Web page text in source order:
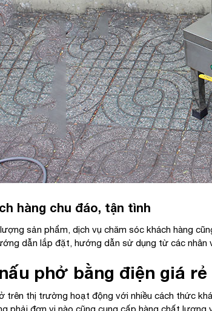
hàng chu đáo, tận tình
sản phẩm, dịch vụ chăm sóc khách hàng
dẫn lắp đặt, hướng dẫn sử dụng từ các
phở bằng điện giá
trên thị trường hoạt động với nhiều cách thức
phải đơn vị nào cũng cung cấp hàng chất lượng